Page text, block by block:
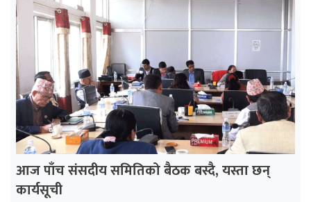
आज पाँच संसदीय समितिको बैठक बस्दै, यस्ता छन्
कार्यसूची